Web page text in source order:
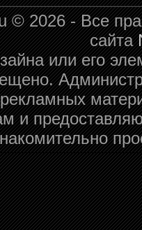
© 2026 - Все
сайта
или его
и